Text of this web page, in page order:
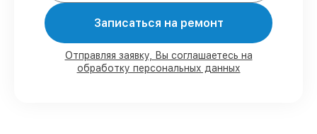
80%
ремонтов по ремонту выполняются
с возможностью присутствия владельца
складе в Нижнем Новгороде, остальные
доступны для срочного заказа
Записаться на ремонт
Отправляя заявку, Вы соглашаетесь на
обработку персональных данных